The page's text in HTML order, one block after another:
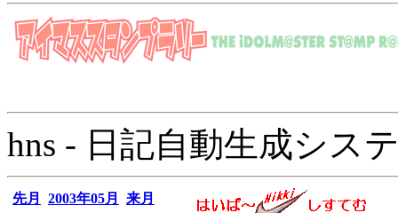
hns - 日記自動生成シス
先月 2003年05月
来月